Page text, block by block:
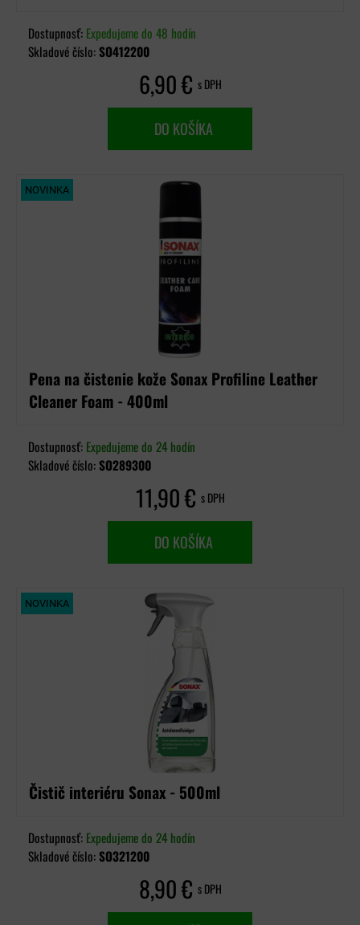
Dostupnosť: Expedujeme do 48 hodín
Skladové číslo: SO412200
6,90 € s DPH
DO KOŠÍKA
NOVINKA
Pena na čistenie kože Sonax Profiline Leather
Cleaner Foam - 400ml
Dostupnosť: Expedujeme do 24 hodín
Skladové číslo: SO289300
11,90 € s DPH
DO KOŠÍKA
NOVINKA
Čistič interiéru Sonax - 500ml
Dostupnosť: Expedujeme do 24 hodín
Skladové číslo: SO321200
8,90 € s DPH